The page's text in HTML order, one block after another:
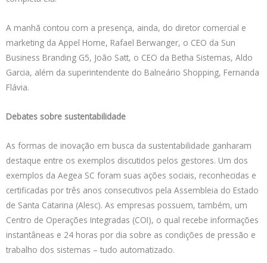
A manhã contou com a presença, ainda, do diretor comercial e
marketing da Appel Home, Rafael Berwanger, o CEO da Sun
Business Branding G5, João Satt, o CEO da Betha Sistemas, Aldo
Garcia, além da superintendente do Balneário Shopping, Fernanda
Flávia.
Debates sobre sustentabilidade
As formas de inovação em busca da sustentabilidade ganharam
destaque entre os exemplos discutidos pelos gestores. Um dos
exemplos da Aegea SC foram suas ações sociais, reconhecidas e
certificadas por três anos consecutivos pela Assembleia do Estado
de Santa Catarina (Alesc). As empresas possuem, também, um
Centro de Operações Integradas (COI), o qual recebe informações
instantâneas e 24 horas por dia sobre as condições de pressão e
trabalho dos sistemas – tudo automatizado.